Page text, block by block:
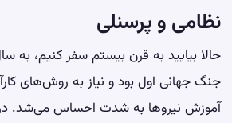
نظامی و پرسنلی
جنگ جهانی اول بود و نیاز به روش‌های
آموزش نیروها به شدت احساس می‌شد. در